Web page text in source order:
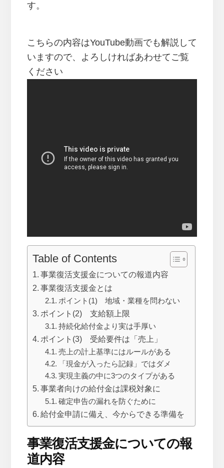
す。
こちらの内容はYouTube動画でも解説して
いますので、よろしければあわせてご覧
ください
Table of Contents
事業復活支援金についての報道内容
事業復活支援金とは
ポイント(1) 地域・業種を問わない
ポイント(2) 支給額上限
持続化給付金より実は手厚い
ポイント(3) 受給要件は「売上」
売上の計上基準にはルールがある
「現金が入ったら記録」ではダメ
実現主義の中に3つのタイプがある
事業者向けの給付金は課税対象に
確定申告の漏れを防ぐために
給付金申請に備え、今からできる準備を
事業復活支援金についての報
道内容